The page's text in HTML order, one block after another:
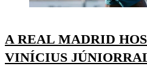
A REAL MADRID
VINÍCIUS